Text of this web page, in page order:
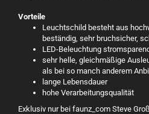
Vorteile
Leuchtschild besteht aus
beständig, sehr bruchsicher,
LED-Beleuchtung
sehr helle, gleichmäßige
als bei so manch anderem
lange Lebensdauer
hohe Verarbeitungsqualität
Exklusiv nur bei faunz_com Steve